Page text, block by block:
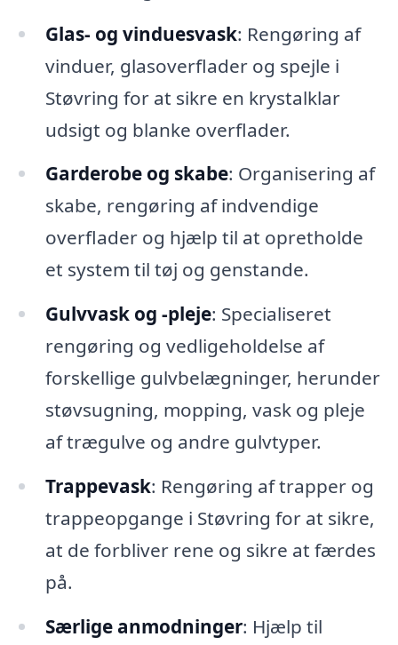
Glas- og vinduesvask: Rengøring af
vinduer, glasoverflader og spejle i
Støvring for at sikre en krystalklar
udsigt og blanke overflader.
Garderobe og skabe: Organisering af
skabe, rengøring af indvendige
overflader og hjælp til at opretholde
et system til tøj og genstande.
Gulvvask og -pleje: Specialiseret
rengøring og vedligeholdelse af
forskellige gulvbelægninger, herunder
støvsugning, mopping, vask og pleje
af trægulve og andre gulvtyper.
Trappevask: Rengøring af trapper og
trappeopgange i Støvring for at sikre,
at de forbliver rene og sikre at færdes
på.
Særlige anmodninger: Hjælp til